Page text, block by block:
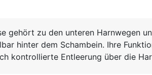
gehört zu den unteren Harnwegen
hinter dem Schambein. Ihre
kontrollierte Entleerung über die